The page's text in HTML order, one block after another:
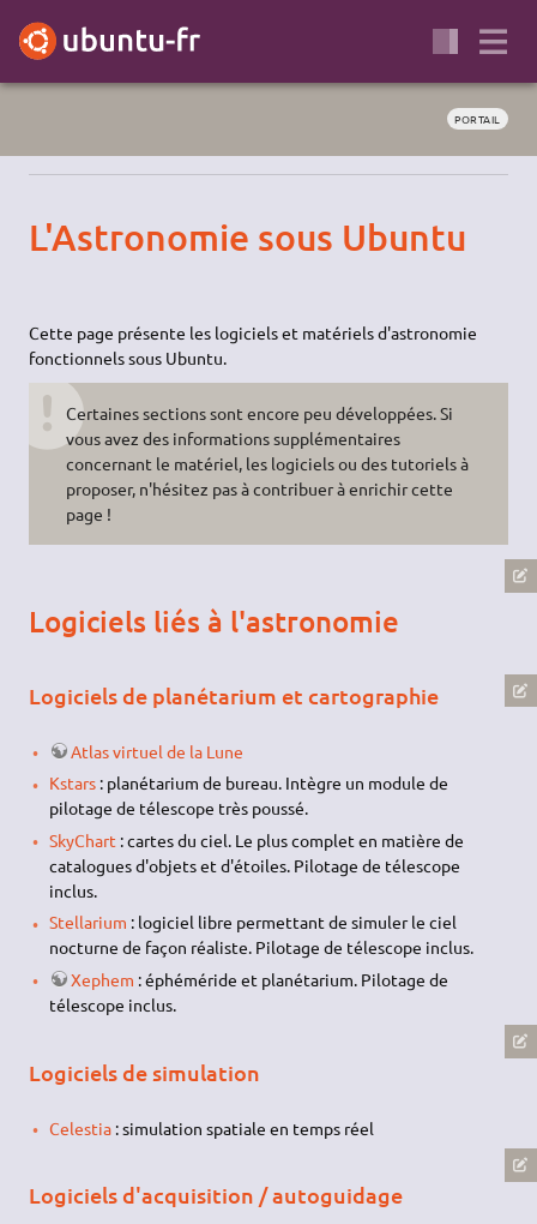
PORTAIL
L'Astronomie sous Ubuntu
Cette page présente les logiciels et matériels d'astronomie
fonctionnels sous Ubuntu.
Certaines sections sont encore peu développées. Si
vous avez des informations supplémentaires
concernant le matériel, les logiciels ou des tutoriels à
proposer, n'hésitez pas à contribuer à enrichir cette
page !
Logiciels liés à l'astronomie
Logiciels de planétarium et cartographie
Atlas virtuel de la Lune
Kstars: planétarium de bureau. Intègre un module de
pilotage de télescope très poussé.
SkyChart : cartes du ciel. Le plus complet en matière de
catalogues d'objets et d'étoiles. Pilotage de télescope
inclus.
Stellarium : logiciel libre permettant de simuler le ciel
nocturne de façon réaliste. Pilotage de télescope inclus.
Xephem : éphéméride et planétarium. Pilotage de
télescope inclus.
Logiciels de simulation
Celestia: simulation spatiale en temps réel
Logiciels d'acquisition / autoguidage